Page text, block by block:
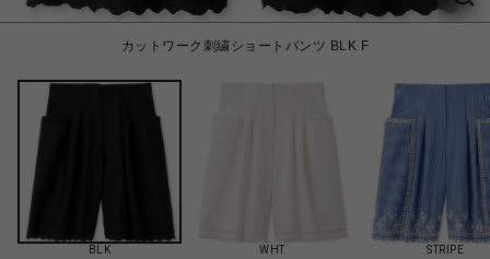
カットワーク刺繍ショートパンツ BLK F
BLK WHT STRIPE